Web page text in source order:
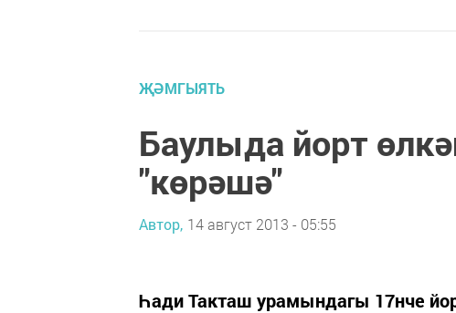
ҖӘМГЫЯТЬ
Баулыда йорт
"көрәшә"
Автор, 14 август 2013 - 05:55
Һади Такташ урамындагы 17нче